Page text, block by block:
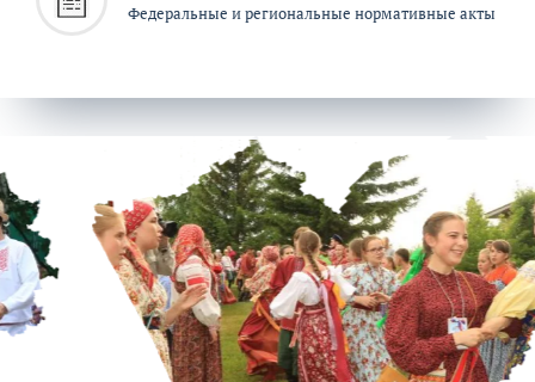
Федеральные и региональные нормативные акты